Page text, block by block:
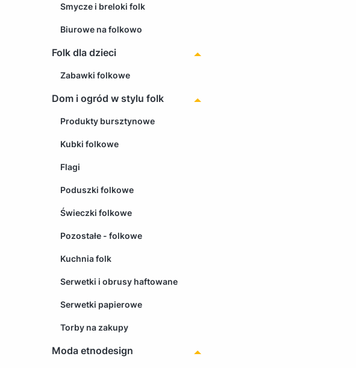
Smycze i breloki folk
Biurowe na folkowo
Folk dla dzieci
Zabawki folkowe
Dom i ogród w stylu folk
Produkty bursztynowe
Kubki folkowe
Flagi
Poduszki folkowe
Świeczki folkowe
Pozostałe - folkowe
Kuchnia folk
Serwetki i obrusy haftowane
Serwetki papierowe
Torby na zakupy
Moda etnodesign